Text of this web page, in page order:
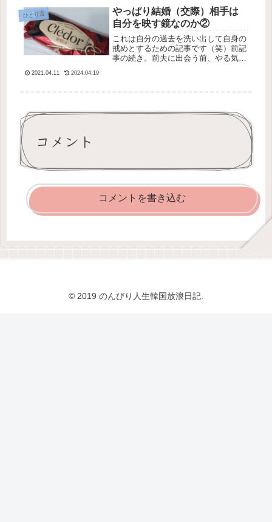
て...
ひとり言
やっぱり結婚（交際）相手は
自分を映す鏡なのか②
これは自分の過去を洗い出して自身の
戒めとするための記事です（笑）前記
事の続き。前夫に出会う前、やる気ゼ
2021.04.11 2024.04.19
コメント
コメントを書き込む
© 2019 のんびり人生韓国放浪日記.